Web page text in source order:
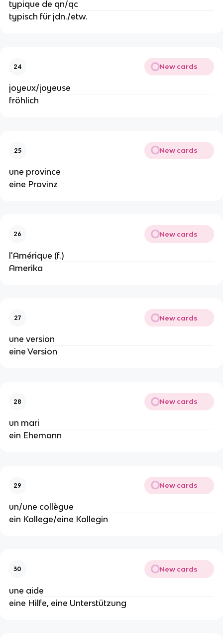
typique de qn/qc
typisch für jdn./etw.
24 New cards
joyeux/joyeuse
fröhlich
25 New cards
une province
eine Provinz
26 New cards
l'Amérique (f.)
Amerika
27 New cards
une version
eine Version
28 New cards
un mari
ein Ehemann
29 New cards
un/une collègue
ein Kollege/eine Kollegin
30 New cards
une aide
eine Hilfe, eine Unterstützung